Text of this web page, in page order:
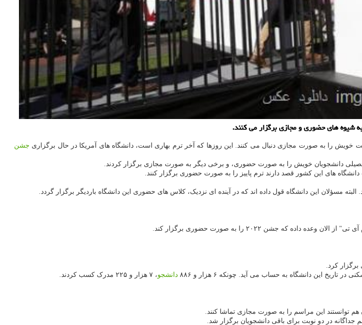
خویش را به صورت مجازی دنبال می کنند. این روزها که آخر ترم بهاری است، دانشگاه های آمریکا در حال برگزاری جشن
دانشجویان خویش را به صورت حضوری، و برخی دیگر به صورت مجازی برگزار کردند.
های این کشور قصد دارند ترم پاییز را به صورت حضوری برگزار کنند.
جشن ۲۰۲۲ را به صورت حضوری برگزار کند.
کرد.
دانشجو، ۷ هزار و ۲۲۵ مدرک کسب کردند.
توانستند این مراسم را به صورت مجازی تماشا کنند.
در دو نوبت برای باقی دانشجویان برگزار شد.